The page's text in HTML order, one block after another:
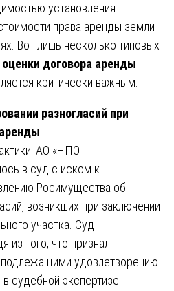
установления
права аренды земли
Вот лишь несколько типовых
оценки договора аренды
критически важным.
разногласий при
АО «НПО
в суд с иском к
Росимущества об
возникших при заключении
участка. Суд
из того, что признал
подлежащими удовлетворению
судебной экспертизе